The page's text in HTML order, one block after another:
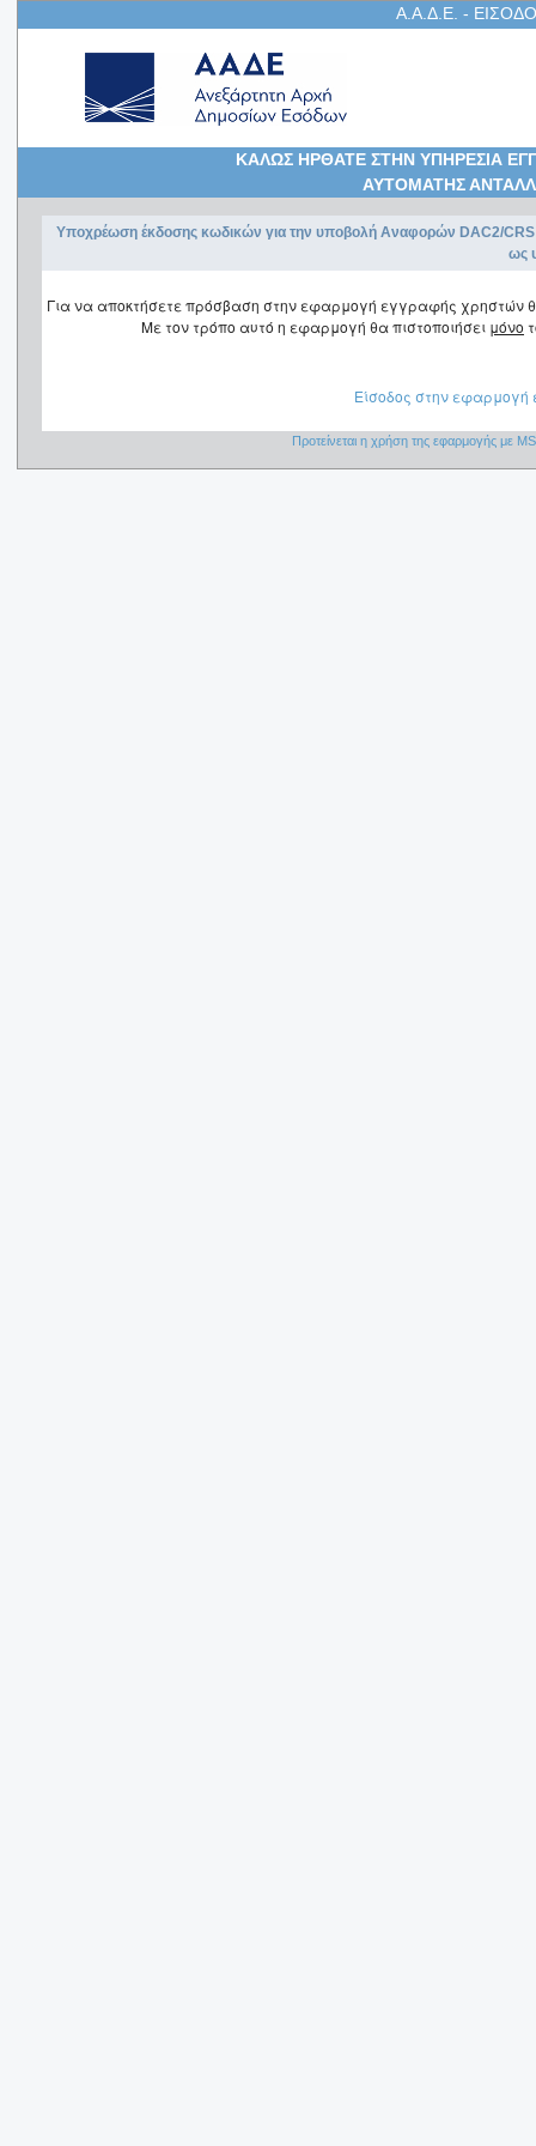
Α.Α.Δ.Ε. -
ΚΑΛΩΣ ΗΡΘΑΤΕ ΣΤΗΝ ΥΠΗΡΕΣΙΑ
ΑΥΤΟΜΑΤΗΣ
Υποχρέωση έκδοσης κωδικών για την υποβολή Αναφορών DAC2/
ως
Για να αποκτήσετε πρόσβαση στην εφαρμογή εγγραφής χρηστών
Με τον τρόπο αυτό η εφαρμογή θα πιστοποιήσει μόνο
Είσοδος στην εφαρμογή
Προτείνεται η χρήση της εφαρμογής με